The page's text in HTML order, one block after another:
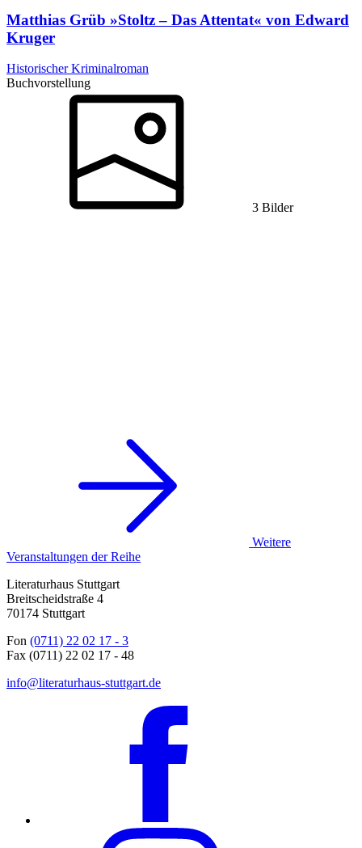
Matthias Grüb »Stoltz – Das Attentat« von Edward
Kruger
Historischer Kriminalroman
Buchvorstellung
3 Bilder
Weitere
Veranstaltungen der Reihe
Literaturhaus Stuttgart
Breitscheidstraße 4
70174 Stuttgart
Fon (0711) 22 02 17 - 3
Fax (0711) 22 02 17 - 48
info@literaturhaus-stuttgart.de